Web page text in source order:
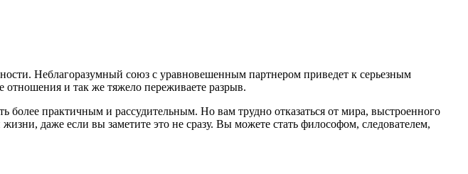
Неблагоразумный союз с уравновешенным партнером приведет к серьезным
отношения и так же тяжело переживаете разрыв.
более практичным и рассудительным. Но вам трудно отказаться от мира, выстроенного
даже если вы заметите это не сразу. Вы можете стать философом, следователем,